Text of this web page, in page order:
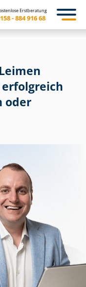
Erstberatung
- 884 916 68
erfolgreich
oder